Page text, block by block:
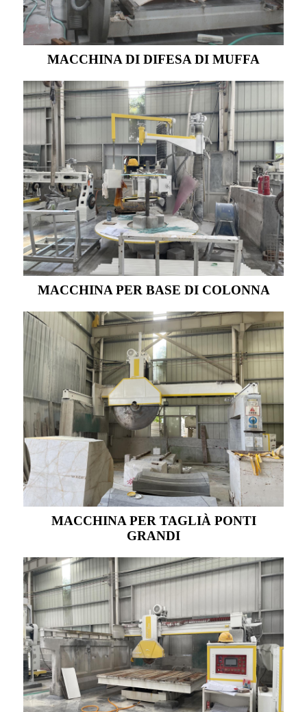
MACCHINA DI DIFESA DI MUFFA
MACCHINA PER BASE DI COLONNA
MACCHINA PER TAGLIÀ PONTI
GRANDI